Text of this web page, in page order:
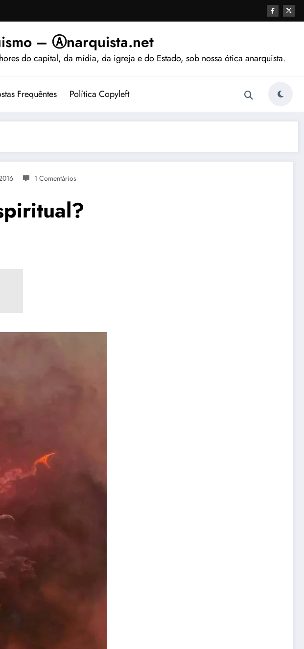
– Ⓐnarquista.net
do capital, da mídia, da igreja e do Estado, sob nossa ótica anarquista.
Frequêntes Política Copyleft
1 Comentários